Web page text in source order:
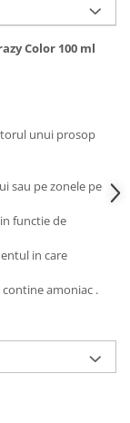
Color 100 ml
unui prosop
sau pe zonele pe
functie de
in care
amoniac .